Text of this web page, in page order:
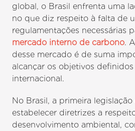
global, o Brasil enfrenta uma
no que diz respeito à falta de
regulamentações necessárias
mercado interno de carbono.
desse mercado é de suma
alcançar os objetivos
internacional.
No Brasil, a primeira
estabelecer diretrizes a
desenvolvimento ambiental,